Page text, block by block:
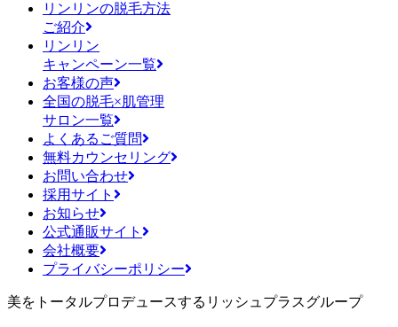
リンリンの脱毛方法
ご紹介
リンリン
キャンペーン一覧
お客様の声
全国の脱毛×肌管理
サロン一覧
よくあるご質問
無料カウンセリング
お問い合わせ
採用サイト
お知らせ
公式通販サイト
会社概要
プライバシーポリシー
美をトータルプロデュースするリッシュプラスグループ